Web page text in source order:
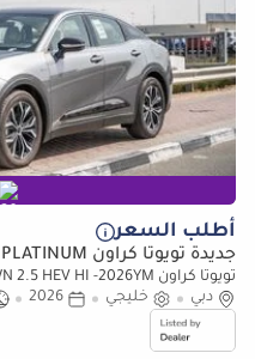
أطلب السعر
جديدة تويوتا كراون PLATINUM
فقط)
دبي خليجي 2026